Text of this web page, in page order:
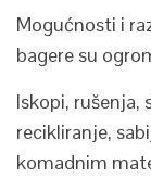
Mogućnosti i
bagere su
Iskopi,
recikliranje,
komadnim